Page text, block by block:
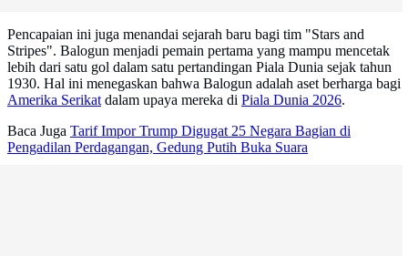
Pencapaian ini juga menandai sejarah baru bagi tim "Stars and
Stripes". Balogun menjadi pemain pertama yang mampu mencetak
lebih dari satu gol dalam satu pertandingan Piala Dunia sejak tahun
1930. Hal ini menegaskan bahwa Balogun adalah aset berharga bagi
Amerika Serikat dalam upaya mereka di Piala Dunia 2026.
Baca Juga Tarif Impor Trump Digugat 25 Negara Bagian di
Pengadilan Perdagangan, Gedung Putih Buka Suara